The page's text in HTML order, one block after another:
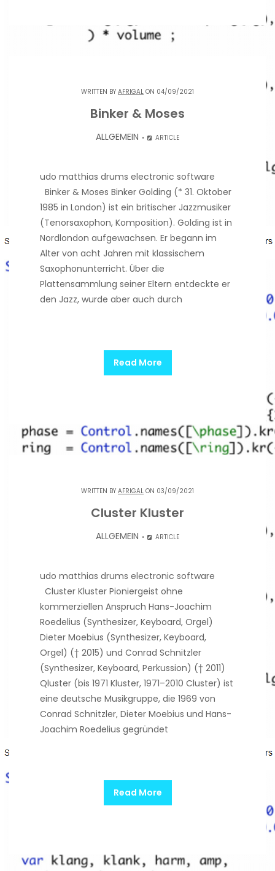
WRITTEN BY AFRIGAL ON 04/09/2021
Binker & Moses
ALLGEMEIN ARTICLE
udo matthias drums electronic software
Binker & Moses Binker Golding (* 31. Oktober
1985 in London) ist ein britischer Jazzmusiker
(Tenorsaxophon, Komposition). Golding ist in
Nordlondon aufgewachsen. Er begann im
Alter von acht Jahren mit klassischem
Saxophonunterricht. Über die
Plattensammlung seiner Eltern entdeckte er
den Jazz, wurde aber auch durch
Read More
WRITTEN BY AFRIGAL ON 03/09/2021
Cluster Kluster
ALLGEMEIN ARTICLE
udo matthias drums electronic software
Cluster Kluster Pioniergeist ohne
kommerziellen Anspruch Hans-Joachim
Roedelius (Synthesizer, Keyboard, Orgel)
Dieter Moebius (Synthesizer, Keyboard,
Orgel) († 2015) und Conrad Schnitzler
(Synthesizer, Keyboard, Perkussion) († 2011)
Qluster (bis 1971 Kluster, 1971–2010 Cluster) ist
eine deutsche Musikgruppe, die 1969 von
Conrad Schnitzler, Dieter Moebius und Hans-
Joachim Roedelius gegründet
Read More